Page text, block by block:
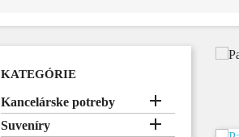
KATEGÓRIE
Kancelárske potreby 
Suveníry 